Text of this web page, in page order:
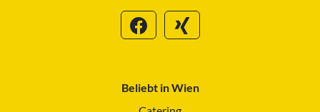
Beliebt in Wien